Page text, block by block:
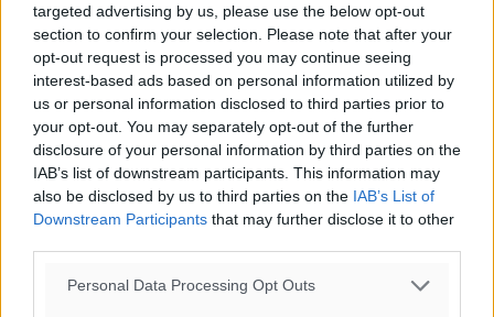
targeted advertising by us, please use the below opt-out
section to confirm your selection. Please note that after your
opt-out request is processed you may continue seeing
interest-based ads based on personal information utilized by
us or personal information disclosed to third parties prior to
your opt-out. You may separately opt-out of the further
disclosure of your personal information by third parties on the
IAB’s list of downstream participants. This information may
also be disclosed by us to third parties on the IAB’s List of
Downstream Participants that may further disclose it to other
Personal Data Processing Opt Outs
ΠΟΛΙΤΙΣΤΙΚΆ
Μ’ αγιόκλημα και γιασεμί»: Το Θερινό Κινηματοθέατρο
ΡΟΔΟΝ ανοίγει τις πόρτες του για ένα κινηματογραφικό
πενθήμερο
03.08.26 · 13:45
Σχολιασμός Άρθρου
Τα σχόλια εκφράζουν αποκλειστικά τον εκάστοτε
σχολιαστή. Η Δημοκρατική δεν υιοθετεί αυτές τις
απόψεις. Διατηρούμε το δικαίωμα να διαγράψουμε όποια
σχόλια θεωρούμε προσβλητικά ή περιέχουν ύβρεις, χωρίς